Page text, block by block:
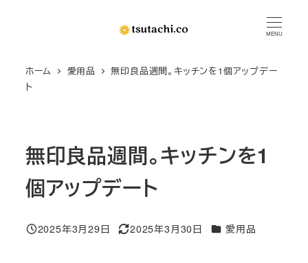
MENU
ホーム 愛用品
無印良品週間。キッチンを1個アップデー
ト
無印良品週間。キッチンを1
個アップデート
投稿日
2025年3月29日
更新日
2025年3月30日 カテゴリー
愛用品